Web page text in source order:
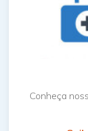
Conheça